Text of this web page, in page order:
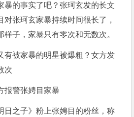
暴的事实了吧？张珂玄发的长文
对张珂玄家暴持续时间很长了，
子，家暴只有零次和无数次。
报警张娉目家暴
日之子》粉上张娉目的粉丝，称